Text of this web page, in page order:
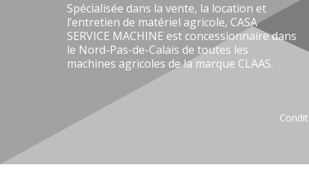
Spécialisée dans la vente, la location et
l’entretien de matériel agricole, CASA
SERVICE MACHINE est concessionnaire dans
le Nord-Pas-de-Calais de toutes les
machines agricoles de la marque CLAAS.